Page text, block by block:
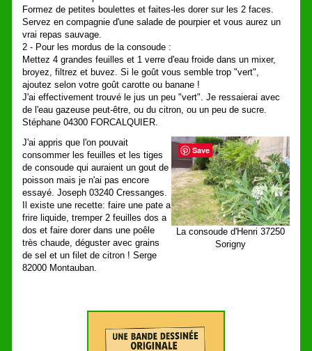
Formez de petites boulettes et faites-les dorer sur les 2 faces.
Servez en compagnie d'une salade de pourpier et vous aurez un
vrai repas sauvage.
2 - Pour les mordus de la consoude :
Mettez 4 grandes feuilles et 1 verre d'eau froide dans un mixer,
broyez, filtrez et buvez. Si le goût vous semble trop "vert",
ajoutez selon votre goût carotte ou banane !
J'ai effectivement trouvé le jus un peu "vert". Je ressaierai avec
de l'eau gazeuse peut-être, ou du citron, ou un peu de sucre.
Stéphane 04300 FORCALQUIER.
La consoude d'Henri 37250
Sorigny
J'ai appris que l'on pouvait
consommer les feuilles et les tiges
de consoude qui auraient un gout de
poisson mais je n'ai pas encore
essayé. Joseph 03240 Cressanges.
Il existe une recette: faire une pate a
frire liquide, tremper 2 feuilles dos a
dos et faire dorer dans une poêle
très chaude, déguster avec grains
de sel et un filet de citron ! Serge
82000 Montauban.
Save